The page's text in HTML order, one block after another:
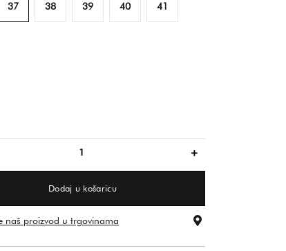
37 38 39 40 41
Dodaj u košaricu
naš proizvod u trgovinama